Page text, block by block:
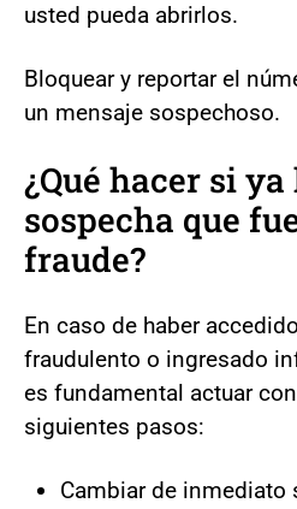
usted pueda abrirlos.
Bloquear y reportar el
un mensaje sospechoso.
¿Qué hacer si
sospecha que
fraude?
En caso de haber
fraudulento o ingresado
es fundamental actuar
siguientes pasos:
Cambiar de inmediato